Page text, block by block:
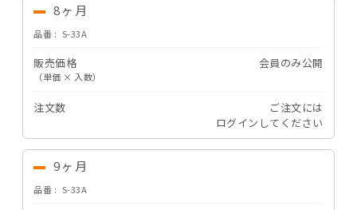
8ヶ月
品番 S-33A
販売価格
（単価 × 入数）
会員のみ公開
注文数
ご注文には
ログイン してください
9ヶ月
品番 S-33A